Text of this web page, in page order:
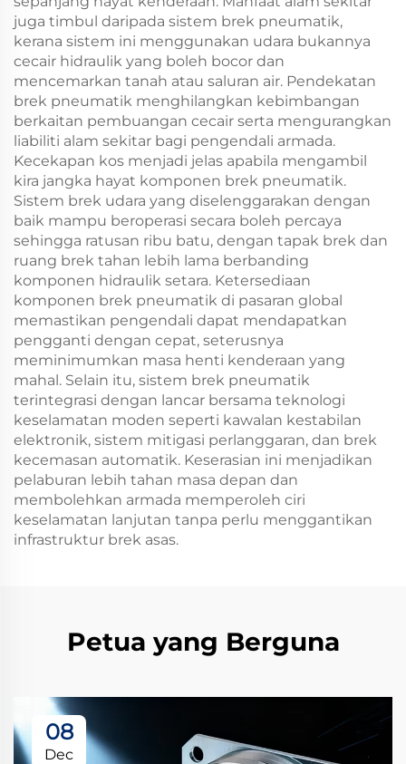
juga timbul daripada sistem brek pneumatik,
kerana sistem ini menggunakan udara bukannya
cecair hidraulik yang boleh bocor dan
mencemarkan tanah atau saluran air. Pendekatan
brek pneumatik menghilangkan kebimbangan
berkaitan pembuangan cecair serta mengurangkan
liabiliti alam sekitar bagi pengendali armada.
Kecekapan kos menjadi jelas apabila mengambil
kira jangka hayat komponen brek pneumatik.
Sistem brek udara yang diselenggarakan dengan
baik mampu beroperasi secara boleh percaya
sehingga ratusan ribu batu, dengan tapak brek dan
ruang brek tahan lebih lama berbanding
komponen hidraulik setara. Ketersediaan
komponen brek pneumatik di pasaran global
memastikan pengendali dapat mendapatkan
pengganti dengan cepat, seterusnya
meminimumkan masa henti kenderaan yang
mahal. Selain itu, sistem brek pneumatik
terintegrasi dengan lancar bersama teknologi
keselamatan moden seperti kawalan kestabilan
elektronik, sistem mitigasi perlanggaran, dan brek
kecemasan automatik. Keserasian ini menjadikan
pelaburan lebih tahan masa depan dan
membolehkan armada memperoleh ciri
keselamatan lanjutan tanpa perlu menggantikan
infrastruktur brek asas.
Petua yang Berguna
08
Dec